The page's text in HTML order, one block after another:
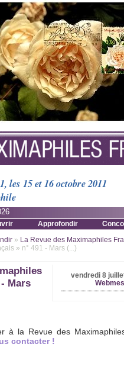
les 15 et 16 octobre 2011
Approfondir
» La Revue des Maximaphiles
» n° 491 - Mars (...)
vendredi 8
Mars
à la Revue des
contacter !